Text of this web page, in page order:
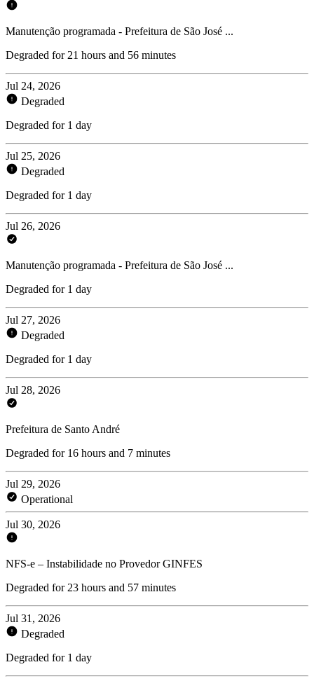
Manutenção programada - Prefeitura de São José ...
Degraded for 21 hours and 56 minutes
Jul 24, 2026
Degraded
Degraded for 1 day
Jul 25, 2026
Degraded
Degraded for 1 day
Jul 26, 2026
Manutenção programada - Prefeitura de São José ...
Degraded for 1 day
Jul 27, 2026
Degraded
Degraded for 1 day
Jul 28, 2026
Prefeitura de Santo André
Degraded for 16 hours and 7 minutes
Jul 29, 2026
Operational
Jul 30, 2026
NFS-e – Instabilidade no Provedor GINFES
Degraded for 23 hours and 57 minutes
Jul 31, 2026
Degraded
Degraded for 1 day